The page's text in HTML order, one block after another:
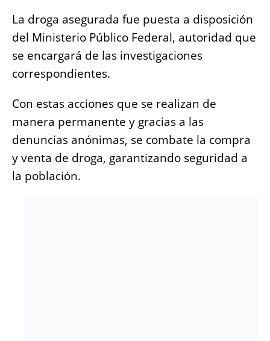
La droga asegurada fue puesta a disposición
del Ministerio Público Federal, autoridad que
se encargará de las investigaciones
correspondientes.
Con estas acciones que se realizan de
manera permanente y gracias a las
denuncias anónimas, se combate la compra
y venta de droga, garantizando seguridad a
la población.